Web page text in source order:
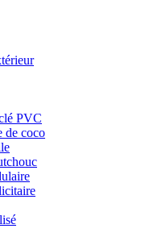
PVC
de coco